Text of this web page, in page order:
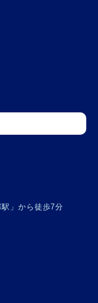
」から徒歩7分